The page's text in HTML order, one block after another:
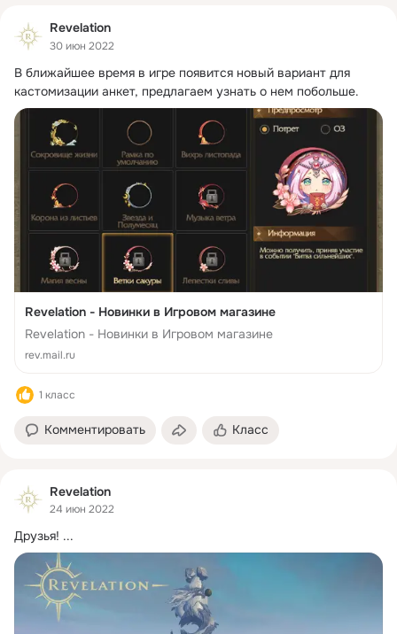
Revelation
30 июн 2022
В ближайшее время в игре появится новый вариант для
кастомизации анкет, предлагаем узнать о нем побольше.
Revelation - Новинки в Игровом магазине
Revelation - Новинки в Игровом магазине
rev.mail.ru
1 класс
Комментировать Класс
Revelation
24 июн 2022
Друзья! ...